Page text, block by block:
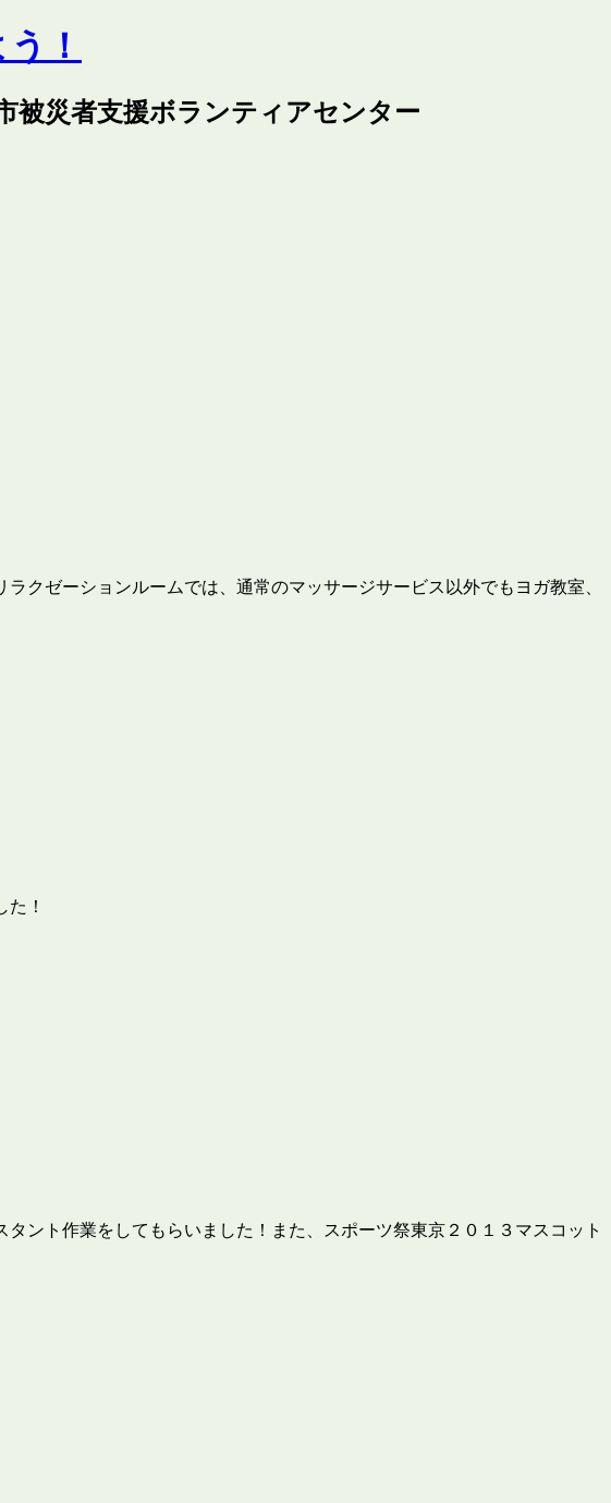
！
被災者支援ボランティアセンター
クゼーションルームでは、通常のマッサージサービス以外でもヨガ教室、
！
ント作業をしてもらいました！また、スポーツ祭東京２０１３マスコット